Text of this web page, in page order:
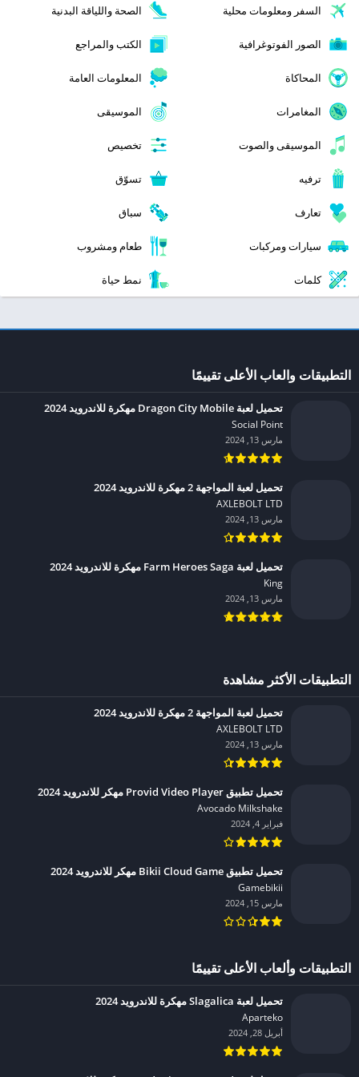
السفر ومعلومات محلية الصحة واللياقة البدنية
الصور الفوتوغرافية الكتب والمراجع
المحاكاة المعلومات العامة
المغامرات الموسيقى
الموسيقى والصوت تخصيص
ترفيه تسوّق
تعارف سباق
سيارات ومركبات طعام ومشروب
كلمات نمط حياة
التطبيقات والعاب الأعلى تقييمًا
تحميل لعبة Dragon City Mobile مهكرة للاندرويد 2024
Social Point‏
مارس 13, 2024
تحميل لعبة المواجهة 2 مهكرة للاندرويد 2024
AXLEBOLT LTD‏
مارس 13, 2024
تحميل لعبة Farm Heroes Saga مهكرة للاندرويد 2024
King‏
مارس 13, 2024
التطبيقات الأكثر مشاهدة
تحميل لعبة المواجهة 2 مهكرة للاندرويد 2024
AXLEBOLT LTD‏
مارس 13, 2024
تحميل تطبيق Provid Video Player مهكر للاندرويد 2024
Avocado Milkshake‏
فبراير 4, 2024
تحميل تطبيق Bikii Cloud Game مهكر للاندرويد 2024
Gamebikii‏
مارس 15, 2024
التطبيقات وألعاب الأعلى تقييمًا
تحميل لعبة Slagalica مهكرة للاندرويد 2024
Aparteko‏
أبريل 28, 2024